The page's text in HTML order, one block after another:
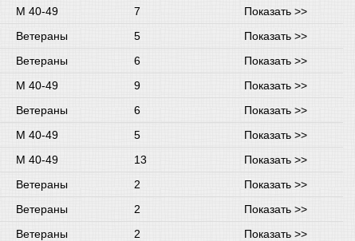
М 40-49 7
Показать >>
Ветераны 5
Показать >>
Ветераны 6
Показать >>
М 40-49 9
Показать >>
Ветераны 6
Показать >>
М 40-49 5
Показать >>
М 40-49 13
Показать >>
Ветераны 2
Показать >>
Ветераны 2
Показать >>
Ветераны 2
Показать >>